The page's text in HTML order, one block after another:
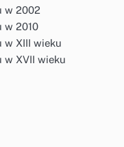
w 2002
w 2010
w XIII wieku
w XVII wieku